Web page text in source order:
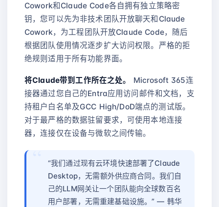
Cowork和Claude Code各自拥有独立策略密
钥，您可以先为非技术团队开放聊天和Claude
Cowork，为工程团队开放Claude Code，随后
根据团队使用情况逐步扩大访问权限。严格的拒
绝规则适用于所有功能界面。
将Claude带到工作所在之处。
Microsoft 365连
接器通过您自己的Entra应用访问邮件和文档，支
持租户白名单及GCC High/DoD端点的测试版。
对于最严格的数据驻留要求，可使用本地连接
器，连接仅在设备与微软之间传输。
“我们通过现有云环境快速部署了Claude
Desktop，无需额外供应商合同。我们自
己的LLM网关让一个团队能向全球数百名
用户部署，无需重建基础设施。” — 韩华